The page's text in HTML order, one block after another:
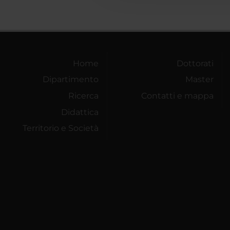
Home
Dipartimento
Ricerca
Didattica
Territorio e Società
Dottorati
Master
Contatti e mappa